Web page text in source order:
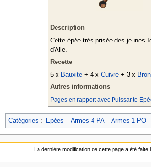
Description
Cette épée très prisée des jeunes
d'Alle.
Recette
5 x Bauxite+ 4 x Cuivre+ 3 x
Autres informations
Pages en rapport avec Puissante
Catégories : Epées Armes 4 PA Armes 1 PO
La dernière modification de cette page a été faite